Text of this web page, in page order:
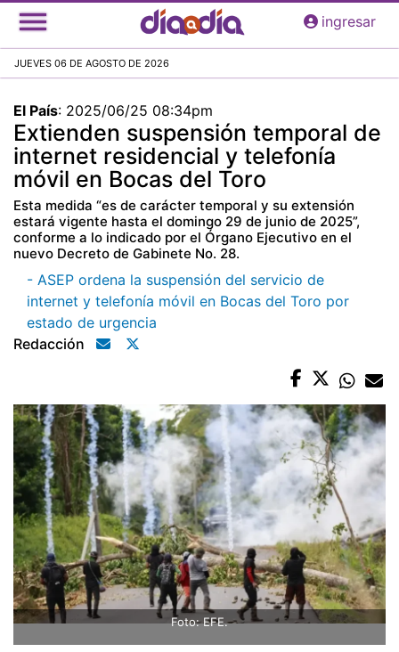
Pasar
al
principal
ingresar
JUEVES 06 DE AGOSTO DE 2026
El País: 2025/06/25 08:34pm
Extienden suspensión temporal de
internet residencial y telefonía
móvil en Bocas del Toro
Esta medida “es de carácter temporal y su extensión
estará vigente hasta el domingo 29 de junio de 2025”,
conforme a lo indicado por el Órgano Ejecutivo en el
nuevo Decreto de Gabinete No. 28.
- ASEP ordena la suspensión del servicio de
internet y telefonía móvil en Bocas del Toro por
estado de urgencia
Redacción
Foto: EFE.